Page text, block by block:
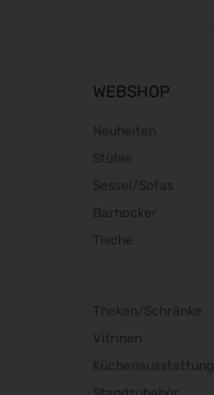
Chillventa 2026
15.10.2026 - 18.10.2026
20.10.2026 - 23.10.2026
DGGG 2026 - ICM
21.10.2026 - 24.10.2026
The Munich Show 2026
22.10.2026 - 25.10.2026
WEBSHOP
Neuheiten
Stühle
Sessel/Sofas
Barhocker
Tische
Theken/Schränke
Vitrinen
Küchenausstattung